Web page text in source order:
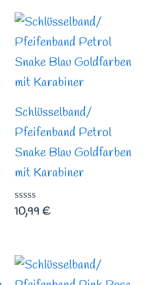
Schlüsselband/
Pfeifenband Petrol
Snake Blau Goldfarben
mit Karabiner
Bewertet
mit
10,99 €